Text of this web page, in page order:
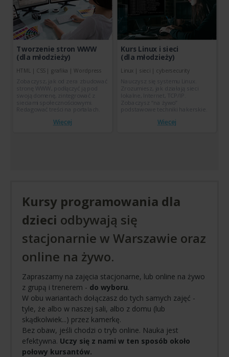
Tworzenie stron WWW
(dla młodzieży)
HTML | CSS | grafika | Wordpress
Zobaczysz, jak od zera zbudować
stronę WWW, podłączyć ją pod
swoją domenę, zintegrować z
sieciami społecznościowymi.
Redagować treści na portalach.
Więcej
Kurs Linux i sieci
(dla młodzieży)
Linux | sieci | cybersecurity
Nauczysz się systemu Linux.
Zrozumiesz, jak działają sieci
lokalne, Internet, TCP/IP.
Zobaczysz “na żywo”
podstawowe techniki hakerskie.
Więcej
Kursy programowania dla
dzieci odbywają się
stacjonarnie w Warszawie oraz
online na żywo.
Zapraszamy na zajęcia stacjonarne, lub online na żywo
z grupą i trenerem - do wyboru.
W obu wariantach dołączasz do tych samych zajęć -
tyle, że albo w naszej sali, albo z domu (lub
skądkolwiek...) przez kamerkę.
Bez obaw, jeśli chodzi o tryb online. Nauka jest
efektywna. Uczy się z nami w ten sposób około
połowy kursantów.